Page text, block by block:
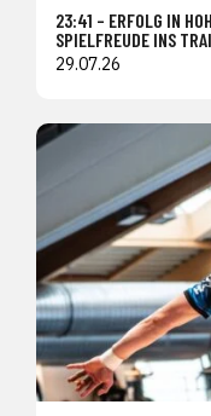
23:41 – ERFOLG IN
SPIELFREUDE INS
29.07.26